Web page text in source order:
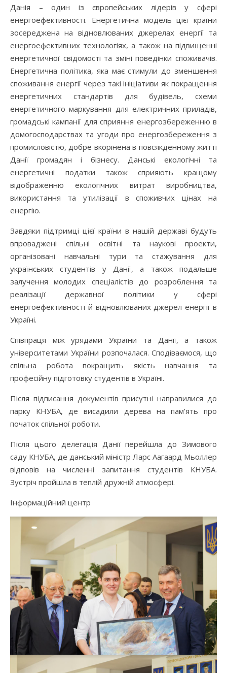
Данія – один із європейських лідерів у сфері
енергоефективності. Енергетична модель цієї країни
зосереджена на відновлюваних джерелах енергії та
енергоефективних технологіях, а також на підвищенні
енергетичної свідомості та зміні поведінки споживачів.
Енергетична політика, яка має стимули до зменшення
споживання енергії через такі ініціативи як покращення
енергетичних стандартів для будівель, схеми
енергетичного маркування для електричних приладів,
громадські кампанії для сприяння енергозбереженню в
домогосподарствах та угоди про енергозбереження з
промисловістю, добре вкорінена в повсякденному житті
Данії громадян і бізнесу. Данські екологічні та
енергетичні податки також сприяють кращому
відображенню екологічних витрат виробництва,
використання та утилізації в споживчих цінах на
енергію.
Завдяки підтримці цієї країни в нашій державі будуть
впроваджені спільні освітні та наукові проекти,
організовані навчальні тури та стажування для
українських студентів у Данії, а також подальше
залучення молодих спеціалістів до розроблення та
реалізації державної політики у сфері
енергоефективності й відновлюваних джерел енергії в
Україні.
Співпраця між урядами України та Данії, а також
університетами України розпочалася. Сподіваємося, що
спільна робота покращить якість навчання та
професійну підготовку студентів в Україні.
Після підписання документів присутні направилися до
парку КНУБА, де висадили дерева на пам’ять про
початок спільної роботи.
Після цього делегація Данії перейшла до Зимового
саду КНУБА, де данський міністр Ларс Аагаард Мьоллер
відповів на численні запитання студентів КНУБА.
Зустріч пройшла в теплій дружній атмосфері.
Інформаційний центр